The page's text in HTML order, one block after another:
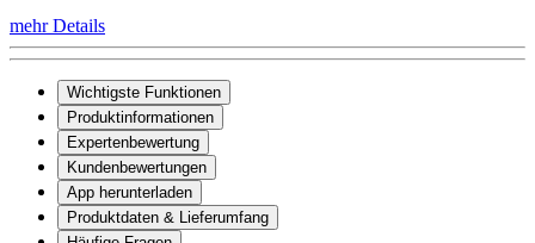
mehr Details
Wichtigste Funktionen
Produktinformationen
Expertenbewertung
Kundenbewertungen
App herunterladen
Produktdaten & Lieferumfang